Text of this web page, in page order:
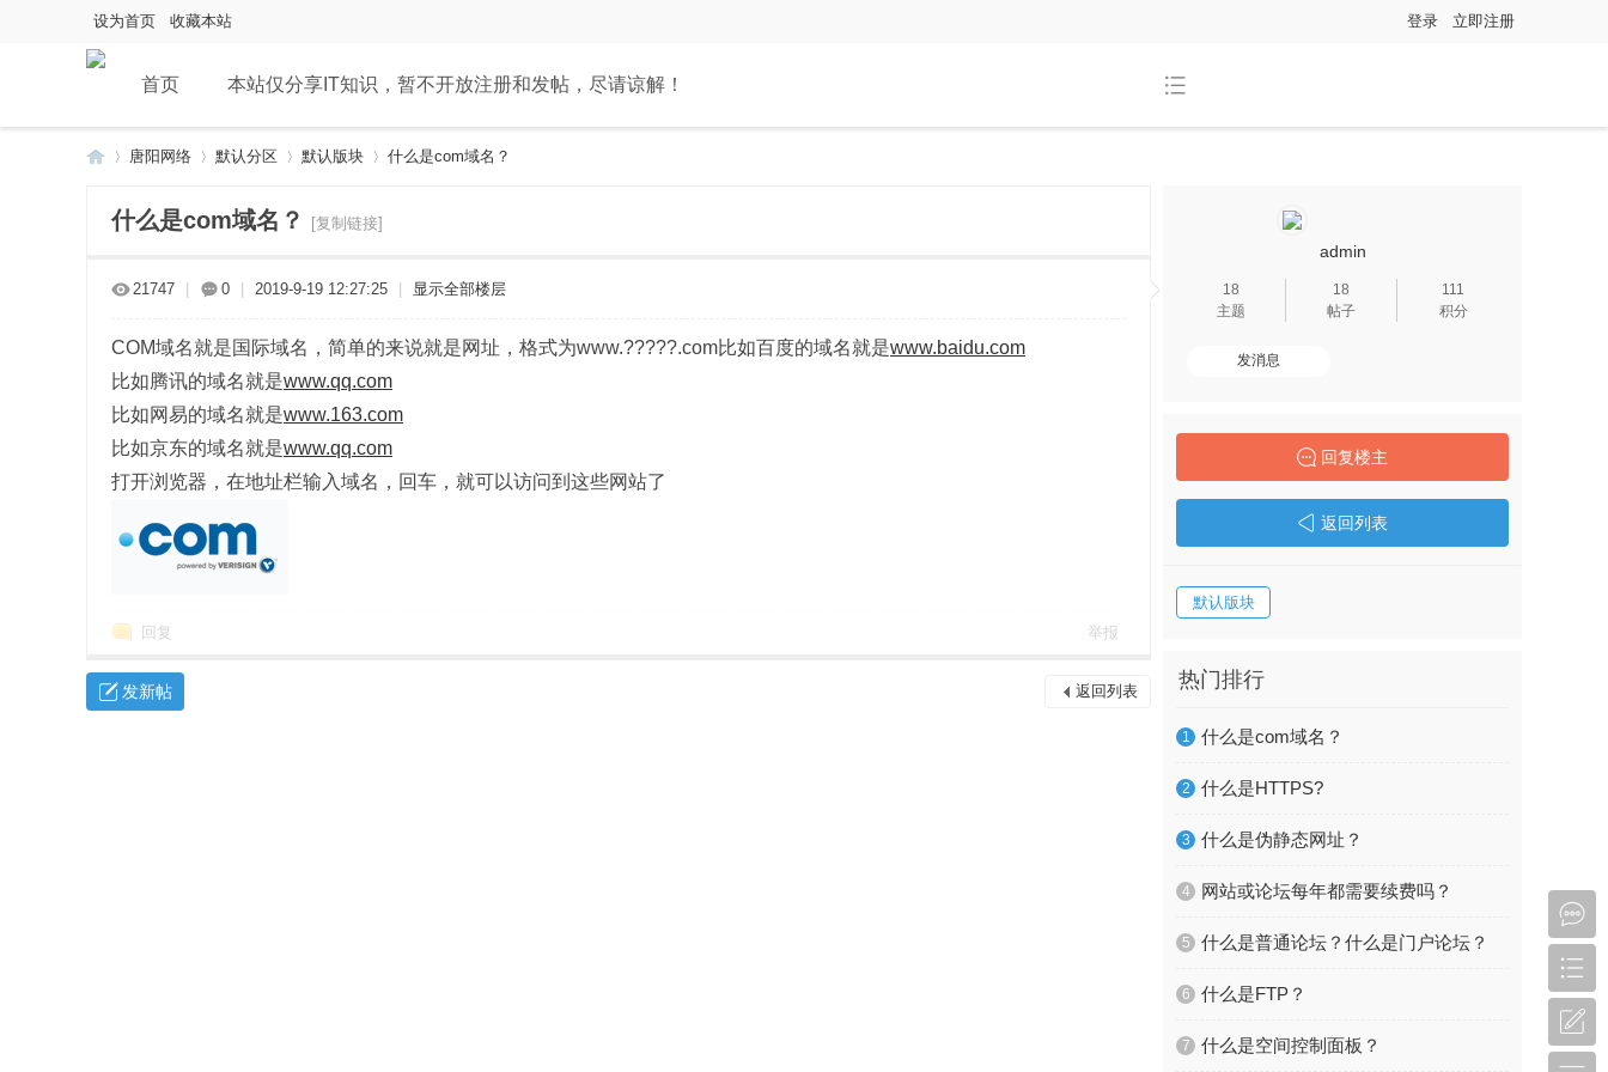
设为首页 收藏本站 登录 立即注册
首页 本站仅分享IT知识，暂不开放注册和发帖，尽请谅解！
唐阳网络 默认分区 默认版块 什么是com域名？
什么是com域名？ [复制链接]
21747 0 2019-9-19 12:27:25 显示全部楼层
COM域名就是国际域名，简单的来说就是网址，格式为www.?????.com比如百度的域名就是www.baidu.com
比如腾讯的域名就是www.qq.com
比如网易的域名就是www.163.com
比如京东的域名就是www.qq.com
打开浏览器，在地址栏输入域名，回车，就可以访问到这些网站了
回复 举报
返回列表
发新帖
admin
18
主题
18
帖子
111
积分
发消息
回复楼主
返回列表
默认版块
热门排行
1 什么是com域名？
2 什么是HTTPS?
3 什么是伪静态网址？
4 网站或论坛每年都需要续费吗？
5 什么是普通论坛？什么是门户论坛？
6 什么是FTP？
7 什么是空间控制面板？